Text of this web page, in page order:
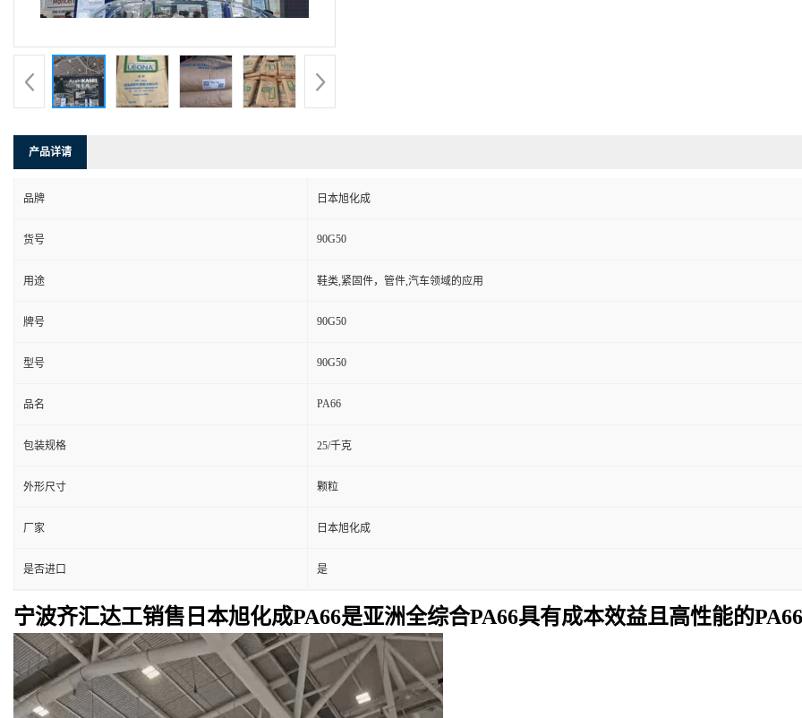
产品详请
品牌 日本旭化成
货号 90G50
用途 鞋类,紧固件，管件,汽车领域的应用
牌号 90G50
型号 90G50
品名 PA66
包装规格 25/千克
外形尺寸 颗粒
厂家 日本旭化成
是否进口 是
宁波齐汇达工销售日本旭化成PA66是亚洲全综合PA66具有成本效益且高性能的